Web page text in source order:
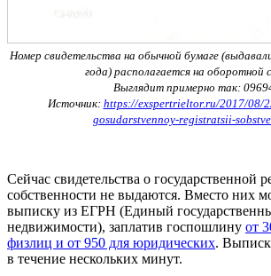
Номер свидетельства на обычной бумаге
года) располагается на оборотной
Выглядит примерно так:
Источник: https://exspertrieltor.ru/2017/08/
gosudarstvennoy-registratsii-
Сейчас свидетельства о государственной
собственности не выдаются. Вместо них
выписку из ЕГРН (Единый
недвижимости), заплатив госпошлину от
физлиц и от 950 для юридических.
в течение нескольких минут.